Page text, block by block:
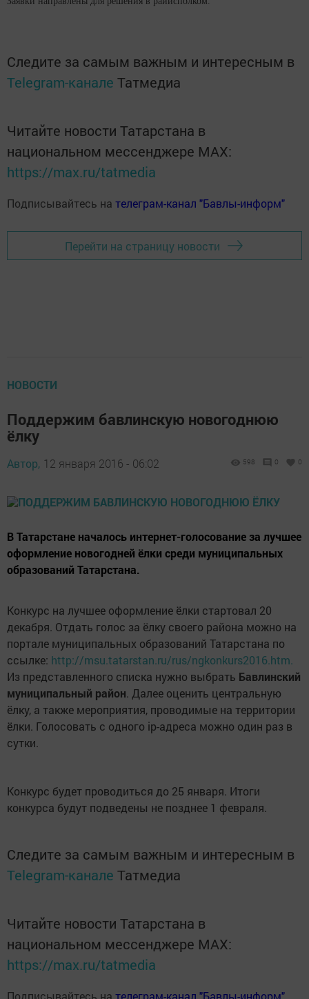
Следите за самым важным и интересным в
Telegram-канале Татмедиа
Читайте новости Татарстана в
национальном мессенджере MАХ:
https://max.ru/tatmedia
Подписывайтесь на телеграм-канал "Бавлы-информ"
Перейти на страницу новости
НОВОСТИ
Поддержим бавлинскую новогоднюю
ёлку
Автор, 12 января 2016 - 06:02 598 0 0
В Татарстане началось интернет-голосование за лучшее
оформление новогодней ёлки среди муниципальных
образований Татарстана.
Конкурс на лучшее оформление ёлки cтартовал 20
декабря. Отдать голос за ёлку своего района можно на
портале муниципальных образований Татарстана по
ссылке: http://msu.tatarstan.ru/rus/ngkonkurs2016.htm.
Из представленного списка нужно выбрать Бавлинский
муниципальный район. Далее оценить центральную
ёлку, а также мероприятия, проводимые на территории
ёлки. Голосовать с одного ip-адреса можно один раз в
сутки.
Конкурс будет проводиться до 25 января. Итоги
конкурса будут подведены не позднее 1 февраля.
Следите за самым важным и интересным в
Telegram-канале Татмедиа
Читайте новости Татарстана в
национальном мессенджере MАХ:
https://max.ru/tatmedia
Подписывайтесь на телеграм-канал "Бавлы-информ"